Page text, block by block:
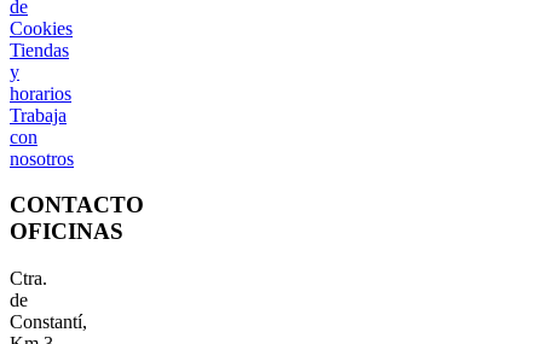
de
Cookies
Tiendas
y
horarios
Trabaja
con
nosotros
CONTACTO
OFICINAS
Ctra.
de
Constantí,